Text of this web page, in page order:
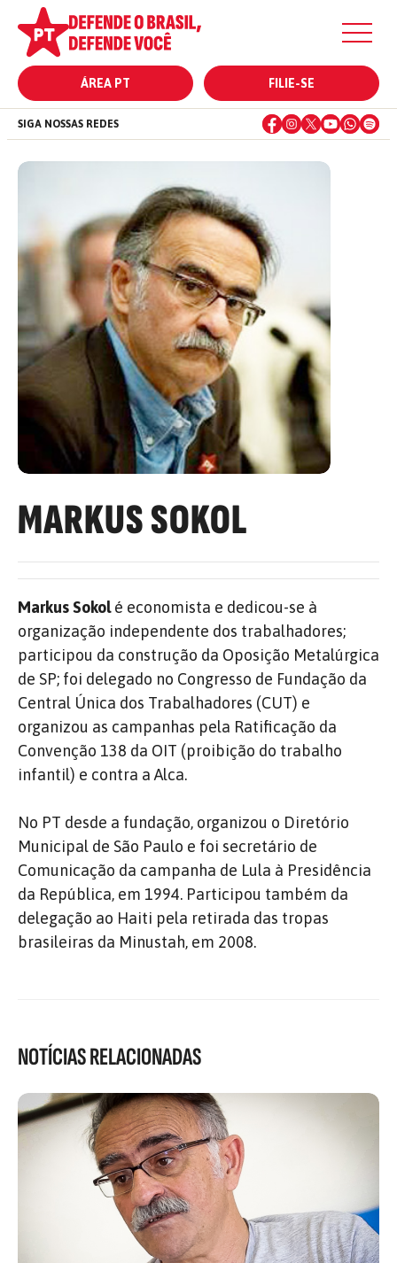
ÁREA PT FILIE-SE
SIGA NOSSAS REDES
MARKUS SOKOL
Markus Sokolé economista e dedicou-se à
organização independente dos trabalhadores;
participou da construção da Oposição Metalúrgica
de SP; foi delegado no Congresso de Fundação da
Central Única dos Trabalhadores (CUT) e
organizou as campanhas pela Ratificação da
Convenção 138 da OIT (proibição do trabalho
infantil) e contra a Alca.
No PT desde a fundação, organizou o Diretório
Municipal de São Paulo e foi secretário de
Comunicação da campanha de Lula à Presidência
da República, em 1994. Participou também da
delegação ao Haiti pela retirada das tropas
brasileiras da Minustah, em 2008.
NOTÍCIAS RELACIONADAS